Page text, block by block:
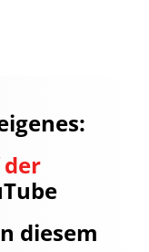
der
diesem